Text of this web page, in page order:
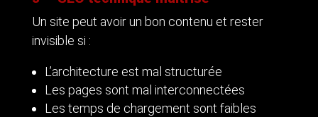
Un site peut avoir un bon contenu et rester
invisible si :
L’architecture est mal structurée
Les pages sont mal interconnectées
Les temps de chargement sont faibles